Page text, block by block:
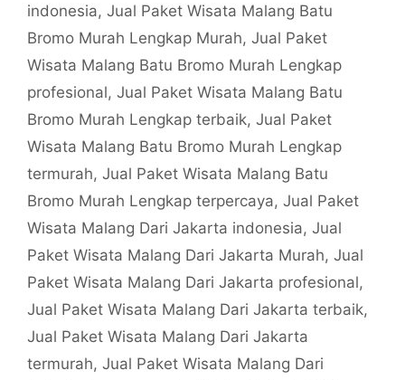
indonesia, Jual Paket Wisata Malang Batu
Bromo Murah Lengkap Murah, Jual Paket
Wisata Malang Batu Bromo Murah Lengkap
profesional, Jual Paket Wisata Malang Batu
Bromo Murah Lengkap terbaik, Jual Paket
Wisata Malang Batu Bromo Murah Lengkap
termurah, Jual Paket Wisata Malang Batu
Bromo Murah Lengkap terpercaya, Jual Paket
Wisata Malang Dari Jakarta indonesia, Jual
Paket Wisata Malang Dari Jakarta Murah, Jual
Paket Wisata Malang Dari Jakarta profesional,
Jual Paket Wisata Malang Dari Jakarta terbaik,
Jual Paket Wisata Malang Dari Jakarta
termurah, Jual Paket Wisata Malang Dari